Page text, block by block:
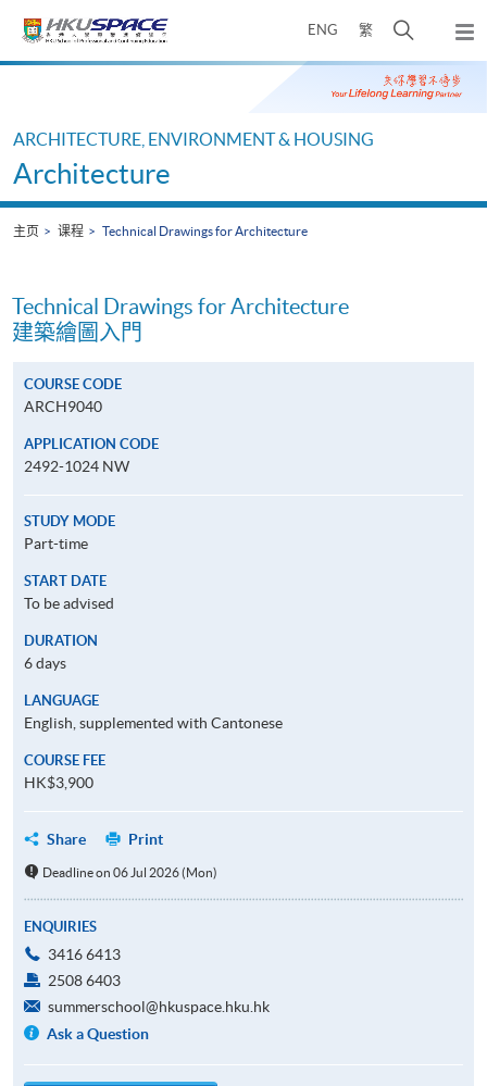
ENG 繁
开
搜
寻
弹
出
主
Main
ARCHITECTURE, ENVIRONMENT & HOUSING
Architecture
主页 课程 Technical Drawings for Architecture
Technical Drawings for Architecture
建築繪圖入門
COURSE CODE
ARCH9040
APPLICATION CODE
2492-1024 NW
STUDY MODE
Part-time
START DATE
To be advised
DURATION
6 days
LANGUAGE
English, supplemented with Cantonese
COURSE FEE
HK$3,900
Share Print
Deadline on 06 Jul 2026 (Mon)
ENQUIRIES
3416 6413
2508 6403
summerschool@hkuspace.hku.hk
Ask a Question